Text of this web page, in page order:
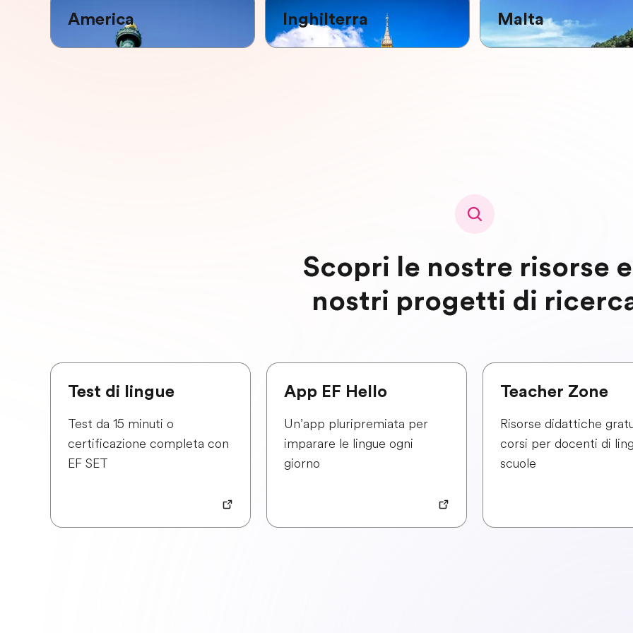
America Inghilterra Malta
Scopri le nostre risorse
nostri progetti di
Test di lingue
Test da 15 minuti o
certificazione completa con
EF SET
App EF Hello
Un’app pluripremiata per
imparare le lingue ogni
giorno
Teacher Zone
Risorse didattiche
corsi per docenti di
scuole